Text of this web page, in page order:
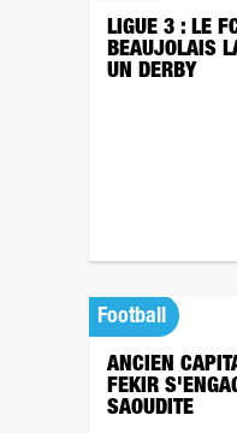
LIGUE 3 : LE
BEAUJOLAIS
UN DERBY
Football
ANCIEN
FEKIR
SAOUDITE